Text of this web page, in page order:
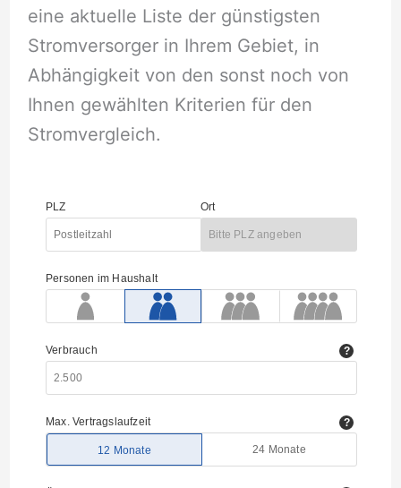
eine aktuelle Liste der günstigsten
Stromversorger in Ihrem Gebiet, in
Abhängigkeit von den sonst noch von
Ihnen gewählten Kriterien für den
Stromvergleich.